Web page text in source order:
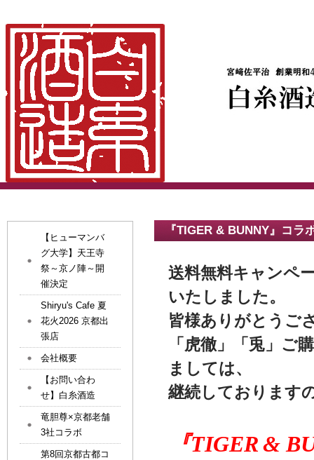
『TIGER & BUNNY』コ
送料無料キャンペ
いたしました。
皆様ありがとうご
「虎徹」「兎」ご
ましては、
継続しております
『TIGER &
【ヒューマンバ
グ大学】天王寺
祭～京ノ陣～開
催決定
Shiryu's Cafe 夏
花火2026 京都出
張店
会社概要
【お問い合わ
せ】白糸酒造
竜胆尊×京都老舗
3社コラボ
第8回京都古都コ